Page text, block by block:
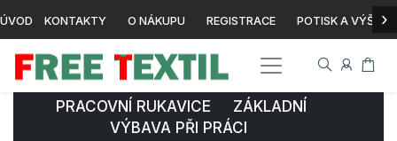
ÚVOD KONTAKTY O NÁKUPU REGISTRACE POTISK A ›
PRACOVNÍ RUKAVICE ZÁKLADNÍ
VÝBAVA PŘI PRÁCI